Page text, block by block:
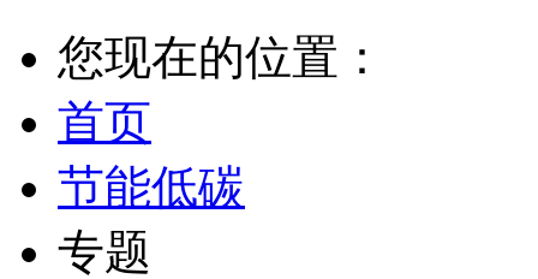
您现在的位置：
首页
节能低碳
专题